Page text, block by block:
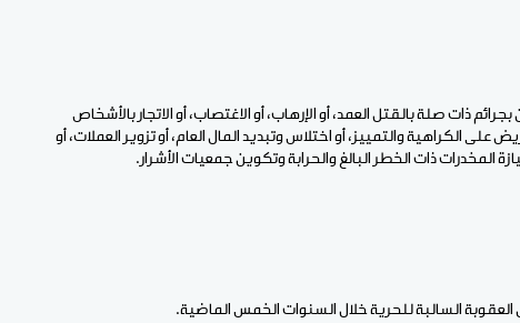
ذات صلة بالقتل العمد، أو الإرهاب، أو الاغتصاب، أو الاتجار بالأشخاص
الكراهية والتمييز، أو اختلاس وتبديد المال العام، أو تزوير العملات، أو
المخدرات ذات الخطر البالغ والحرابة وتكوين جمعيات الأشرار.
السالبة للحرية خلال السنوات الخمس الماضية.